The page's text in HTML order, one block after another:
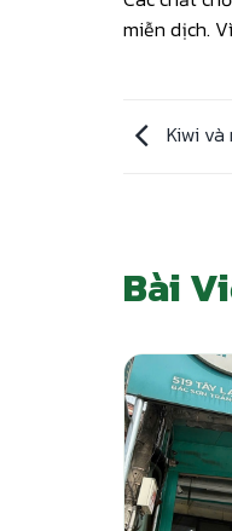
miễn dịch.
Kiwi
Bài